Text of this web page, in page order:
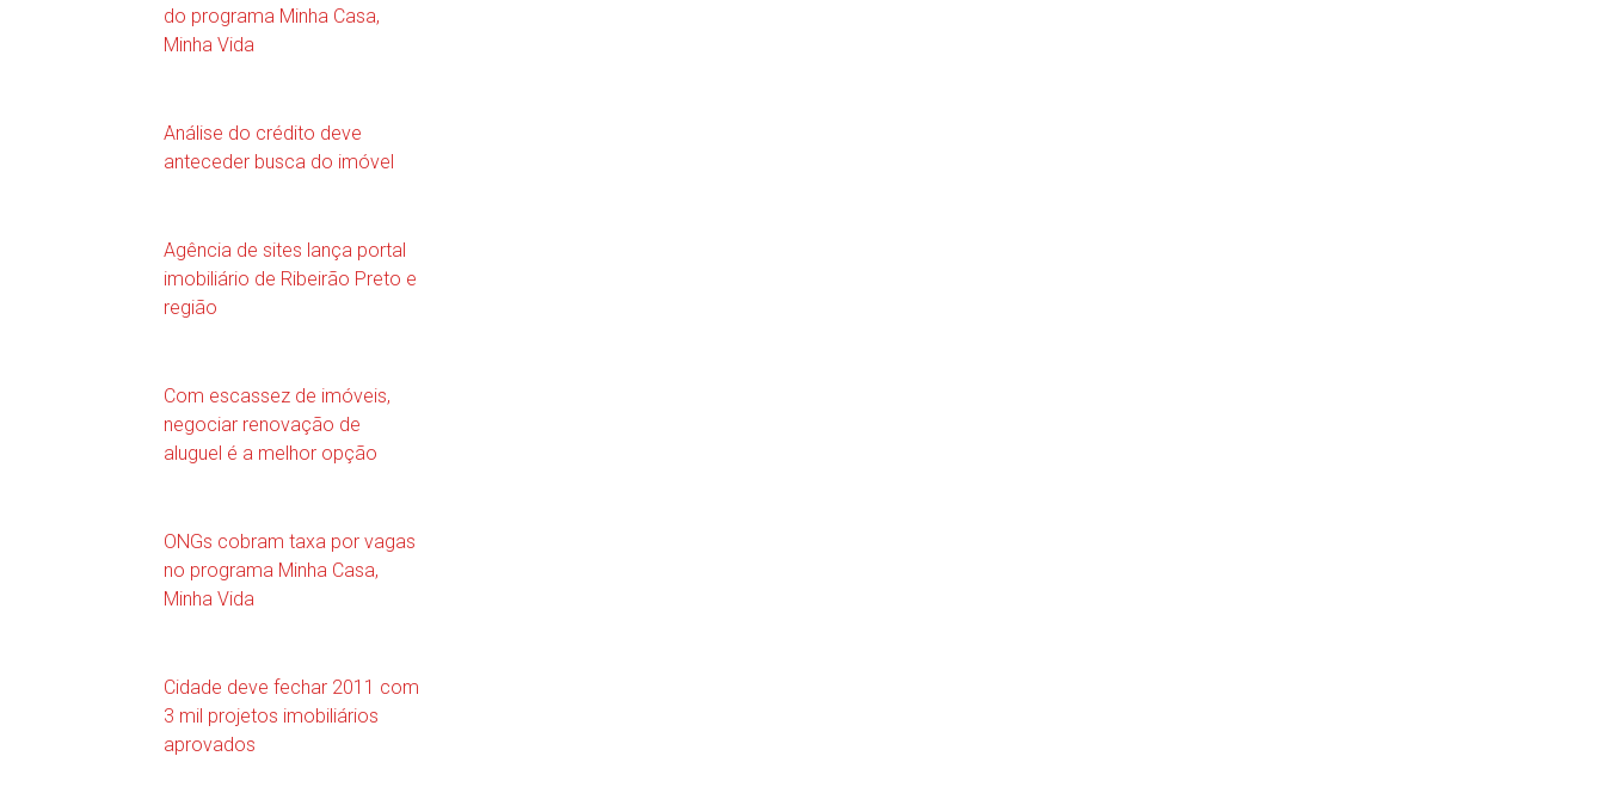
do programa Minha Casa,
Minha Vida
Análise do crédito deve
anteceder busca do imóvel
Agência de sites lança portal
imobiliário de Ribeirão Preto e
região
Com escassez de imóveis,
negociar renovação de
aluguel é a melhor opção
ONGs cobram taxa por vagas
no programa Minha Casa,
Minha Vida
Cidade deve fechar 2011 com
3 mil projetos imobiliários
aprovados